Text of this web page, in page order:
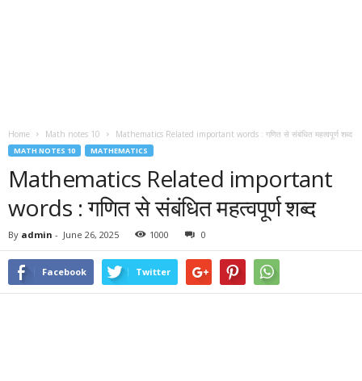
Home Math notes 10 Mathematics Related important words : गणित से संबंधित महत्वपूर्ण शब्द
MATH NOTES 10 MATHEMATICS
Mathematics Related important
words : गणित से संबंधित महत्वपूर्ण शब्द
By admin - June 26, 2025 1000 0
Facebook Twitter